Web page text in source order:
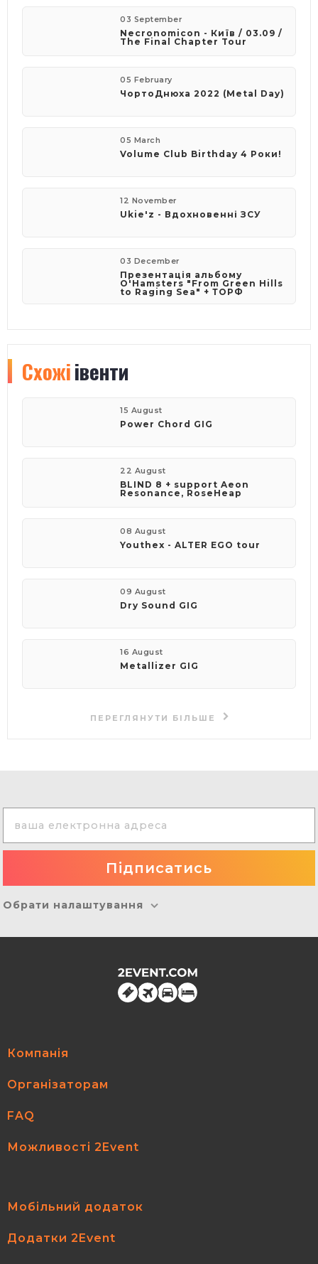
03 September
Necronomicon - Київ / 03.09 /
The Final Chapter Tour
05 February
​ЧортоДнюха 2022 (Metal Day)
05 March
Volume Club Birthday 4 Роки!
12 November
Ukie'z - Вдохновенні ЗСУ
03 December
Презентація альбому
O'Hamsters "From Green Hills
to Raging Sea" + ТОРФ
Схожіівенти
15 August
Power Chord GIG
22 August
BLIND 8 + support Aeon
Resonance, RoseHeap
08 August
Youthex - ALTER EGO tour
09 August
Dry Sound GIG
16 August
Metallizer GIG
ПЕРЕГЛЯНУТИ БІЛЬШЕ
Обрати налаштування
Компанія
Організаторам
FAQ
Можливості 2Event
Мобільний додаток
Додатки 2Event